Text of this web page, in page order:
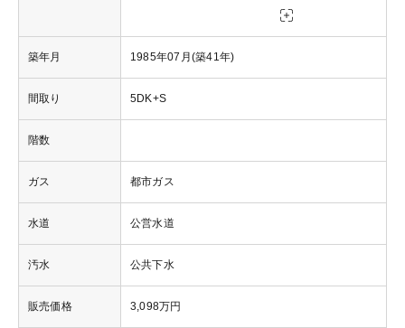
築年月 1985年07月(築41年)
間取り 5DK+S
階数
ガス 都市ガス
水道 公営水道
汚水 公共下水
販売価格 3,098万円